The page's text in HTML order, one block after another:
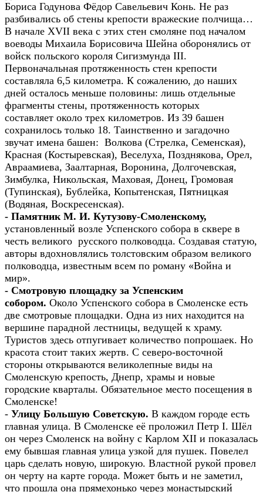
Бориса Годунова Фёдор Савельевич Конь. Не раз
разбивались об стены крепости вражеские полчища…
В начале XVII века с этих стен смоляне под началом
воеводы Михаила Борисовича Шейна оборонялись от
войск польского короля Сигизмунда III.
Первоначальная протяженность стен крепости
составляла 6,5 километра. К сожалению, до наших
дней осталось меньше половины: лишь отдельные
фрагменты стены, протяженность которых
составляет около трех километров. Из 39 башен
сохранилось только 18. Таинственно и загадочно
звучат имена башен: Волкова (Стрелка, Семенская),
Красная (Костыревская), Веселуха, Позднякова, Орел,
Авраамиева, Заалтарная, Воронина, Долгочевская,
Зимбулка, Никольская, Маховая, Донец, Громовая
(Тупинская), Бублейка, Копытенская, Пятницкая
(Водяная, Воскресенская).
- Памятник М. И. Кутузову-Смоленскому,
установленный возле Успенского собора в сквере в
честь великого русского полководца. Создавая статую,
авторы вдохновлялись толстовским образом великого
полководца, известным всем по роману «Война и
мир».
- Смотровую площадку за Успенским
собором. Около Успенского собора в Смоленске есть
две смотровые площадки. Одна из них находится на
вершине парадной лестницы, ведущей к храму.
Туристов здесь отпугивает количество попрошаек. Но
красота стоит таких жертв. С северо-восточной
стороны открываются великолепные виды на
Смоленскую крепость, Днепр, храмы и новые
городские кварталы. Обязательное место посещения в
Смоленске!
- Улицу Большую Советскую. В каждом городе есть
главная улица. В Смоленске её проложил Петр I. Шёл
он через Смоленск на войну с Карлом XII и показалась
ему бывшая главная улица узкой для пушек. Повелел
царь сделать новую, широкую. Властной рукой провел
он черту на карте города. Может быть и не заметил,
что прошла она прямехонько через монастырский